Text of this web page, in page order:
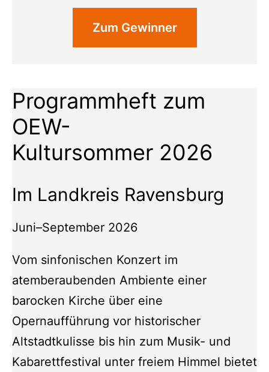
Zum Gewinner
Programmheft zum
OEW-
Kultursommer 2026
Im Landkreis Ravensburg
Juni–September 2026
Vom sinfonischen Konzert im
atemberaubenden Ambiente einer
barocken Kirche über eine
Opernaufführung vor historischer
Altstadtkulisse bis hin zum Musik- und
Kabarettfestival unter freiem Himmel bietet